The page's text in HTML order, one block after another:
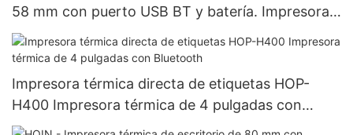
58 mm con puerto USB BT y batería. Impresora
térmica portátil BIS.
Impresora térmica directa de etiquetas HOP-
H400 Impresora térmica de 4 pulgadas con
Bluetooth